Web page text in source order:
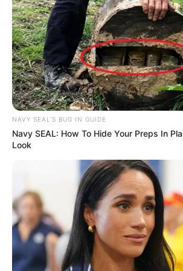
God’s Voiceyang diselenggarakan di SBS.
Penyanyi kelahiran Seoul ini pernah
Works.
Biru merupakan warna favoritnya.
Penyanyi bersuara merdu ini telah
penghargaan, yaitu kategoriNext
Music Awards ke-2, kategori
Best K-Music Awardske-3, kategori Next
ke-29, dan kategoriVoice
Best K-Music Awards.
Baca juga:Biodata, Profil, dan Fakta
Acara TV
Sports Golden Bell(2022), sebagai
NAVY SEAL'S BUG IN GUIDE
Navy SEAL: How To Hide Your Preps In
Look